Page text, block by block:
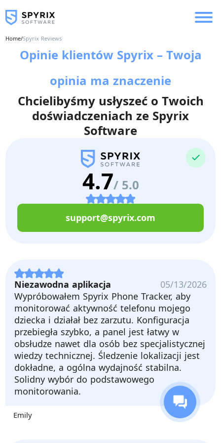
Home/Spyrix Reviews
Opinie klientów Spyrix – Twoja
opinia ma znaczenie
Chcielibyśmy usłyszeć o Twoich
doświadczeniach ze Spyrix
Software
4.7/ 5.0
support@spyrix.com
Niezawodna aplikacja
05/13/2026
Wypróbowałem Spyrix Phone Tracker, aby
monitorować aktywność telefonu mojego
dziecka i działał bez zarzutu. Konfiguracja
przebiegła szybko, a panel jest łatwy w
obsłudze nawet dla osób bez specjalistycznej
wiedzy technicznej. Śledzenie lokalizacji jest
dokładne, a ogólna wydajność stabilna.
Solidny wybór do podstawowego
monitorowania.
Emily